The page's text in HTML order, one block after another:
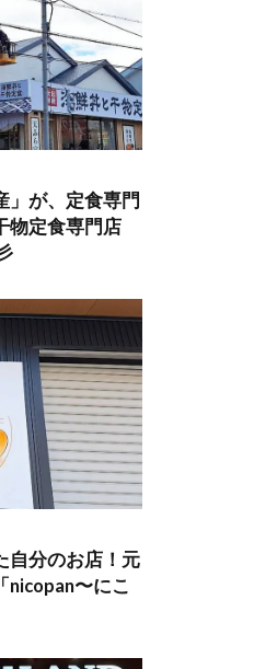
」が、定食専門
物定食専門店
自分のお店！元
nicopan〜にこ